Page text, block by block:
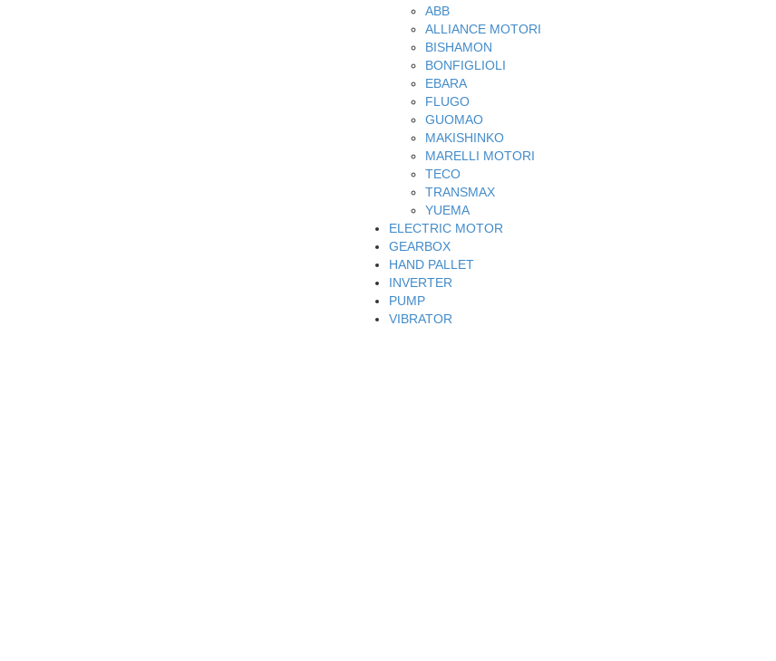
ABB
ALLIANCE MOTORI
BISHAMON
BONFIGLIOLI
EBARA
FLUGO
GUOMAO
MAKISHINKO
MARELLI MOTORI
TECO
TRANSMAX
YUEMA
ELECTRIC MOTOR
GEARBOX
HAND PALLET
INVERTER
PUMP
VIBRATOR